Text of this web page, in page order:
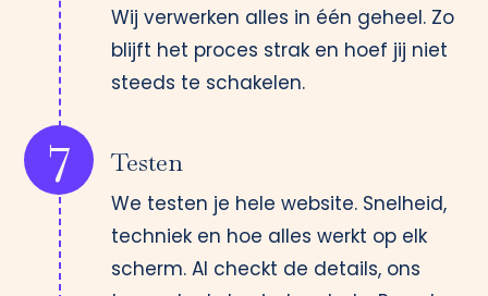
Wij verwerken alles in één geheel. Zo
blijft het proces strak en hoef jij niet
steeds te schakelen.
7 Testen
We testen je hele website. Snelheid,
techniek en hoe alles werkt op elk
scherm. AI checkt de details, ons